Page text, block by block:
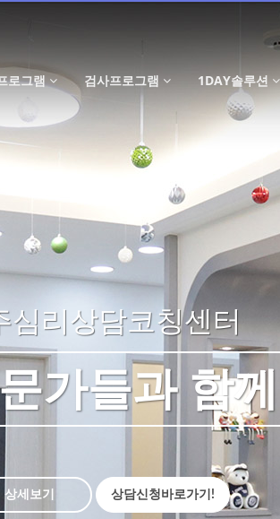
로그램 검사프로그램 1DAY솔루션
심리상담코칭센터
가들과 함
상세보기 상담신청바로가기!